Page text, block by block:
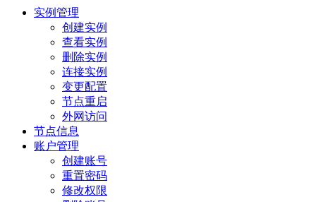
实例管理
创建实例
查看实例
删除实例
连接实例
变更配置
节点重启
外网访问
节点信息
账户管理
创建账号
重置密码
修改权限